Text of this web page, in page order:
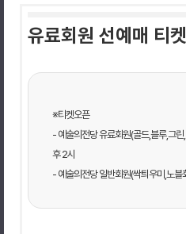
유료회원 선예매 티
※티켓오픈
- 예술의전당 유료회원(골드,블루,그
후 2시
- 예술의전당 일반회원(싹틔우미,노블